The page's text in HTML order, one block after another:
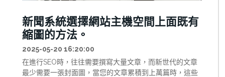
新聞系統選擇網站主機空間上面既有
縮圖的方法。
2025-05-20 16:20:00
在進行SEO時，往往需要撰寫大量文章，而新世代的文章
最少需要一張封面圖，當您的文章累積到上萬篇時，這些